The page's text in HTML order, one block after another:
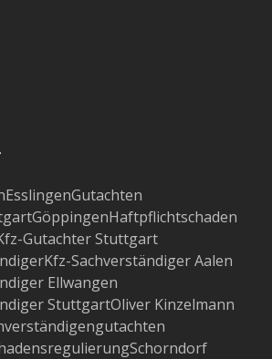
EsslingenGutachten
GöppingenHaftpflichtschaden
Gutachter Stuttgart
Kfz-Sachverständiger Aalen
Ellwangen
StuttgartOliver Kinzelmann
Schorndorf